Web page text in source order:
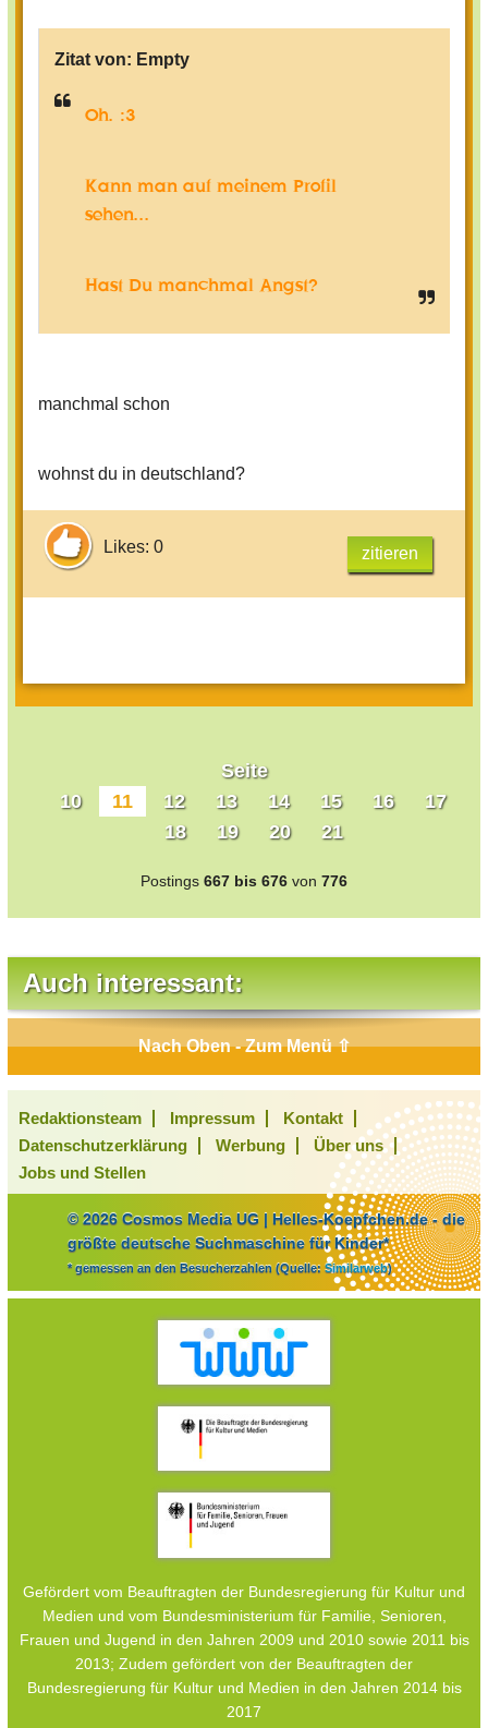
Zitat von: Empty
Oh. :3
Kann man auf meinem Profil
sehen...
Hast Du manchmal Angst?
manchmal schon
wohnst du in deutschland?
Likes: 0 zitieren
Seite
10
11 12 13 14 15 16
17
18
19 20 21
Postings 667 bis 676 von 776
Auch interessant:
Nach Oben - Zum Menü ⇧
Redaktionsteam Impressum
Kontakt
Datenschutzerklärung
Werbung
Über uns
Jobs und Stellen
© 2026 Cosmos Media UG | Helles-Koepfchen.de - die
größte deutsche Suchmaschine für Kinder*
* gemessen an den Besucherzahlen (Quelle: Similarweb)
Gefördert vom Beauftragten der Bundesregierung für Kultur und
Medien und vom Bundesministerium für Familie, Senioren,
Frauen und Jugend in den Jahren 2009 und 2010 sowie 2011 bis
2013; Zudem gefördert von der Beauftragten der
Bundesregierung für Kultur und Medien in den Jahren 2014 bis
2017